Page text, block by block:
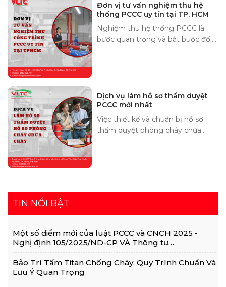
Đơn vị tư vấn nghiệm thu hệ
thống PCCC uy tín tại TP. HCM
Nghiệm thu hệ thống PCCC là
bước quan trọng và bắt buộc đối
PCCC cấp tỉnh, thành phố thực
hiện.
Dịch vụ làm hồ sơ thẩm duyệt
PCCC mới nhất
Việc thiết kế và chuẩn bị hồ sơ
thẩm duyệt phòng cháy chữa
TIN NỔI BẬT
Một số điểm mới của luật PCCC và CNCH 2025 -
Nghị định 105/2025/ND-CP VÀ Thông tư
Bảo Trì Tấm Titan Chống Cháy: Quy Trình Chuẩn Và
Lưu Ý Quan Trọng